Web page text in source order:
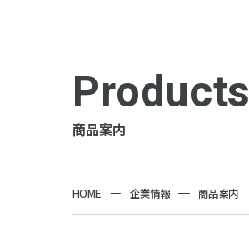
Products
商品案内
HOME 企業情報 商品案内